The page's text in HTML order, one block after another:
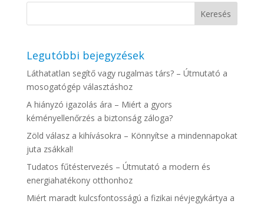
Legutóbbi bejegyzések
Láthatatlan segítő vagy rugalmas társ? – Útmutató a
mosogatógép választáshoz
A hiányzó igazolás ára – Miért a gyors
kéményellenőrzés a biztonság záloga?
Zöld válasz a kihívásokra – Könnyítse a mindennapokat
juta zsákkal!
Tudatos fűtéstervezés – Útmutató a modern és
energiahatékony otthonhoz
Miért maradt kulcsfontosságú a fizikai névjegykártya a